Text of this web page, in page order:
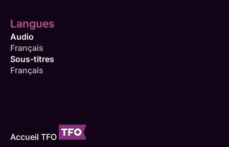
Langues
Audio
Français
Sous-titres
Français
Accueil TFO